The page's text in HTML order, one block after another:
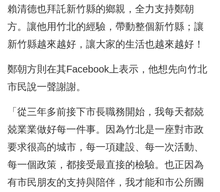
賴清德也拜託新竹縣的鄉親，全力支持鄭朝
方。讓他用竹北的經驗，帶動整個新竹縣；讓
新竹縣越來越好，讓大家的生活也越來越好！
鄭朝方則在其Facebook上表示，他想先向竹北
市民說一聲謝謝。
「從三年多前接下市長職務開始，我每天都兢
兢業業做好每一件事。因為竹北是一座對市政
要求很高的城市，每一項建設、每一次活動、
每一個政策，都接受最直接的檢驗。也正因為
有市民朋友的支持與陪伴，我才能和市公所團